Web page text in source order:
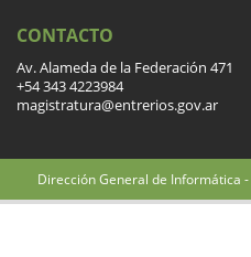
CONTACTO
Av. Alameda de la Federación 471
+54 343 4223984
magistratura@entrerios.gov.ar
Dirección General de Informática -